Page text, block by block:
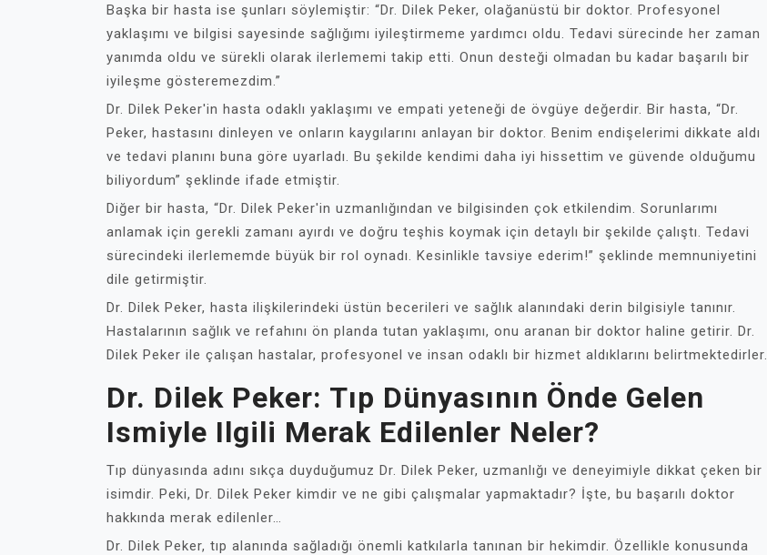
Başka bir hasta ise şunları söylemiştir: “Dr. Dilek Peker, olağanüstü bir doktor. Profesyonel
yaklaşımı ve bilgisi sayesinde sağlığımı iyileştirmeme yardımcı oldu. Tedavi sürecinde her zaman
yanımda oldu ve sürekli olarak ilerlememi takip etti. Onun desteği olmadan bu kadar başarılı bir
iyileşme gösteremezdim.”
Dr. Dilek Peker'in hasta odaklı yaklaşımı ve empati yeteneği de övgüye değerdir. Bir hasta, “Dr.
Peker, hastasını dinleyen ve onların kaygılarını anlayan bir doktor. Benim endişelerimi dikkate aldı
ve tedavi planını buna göre uyarladı. Bu şekilde kendimi daha iyi hissettim ve güvende olduğumu
biliyordum” şeklinde ifade etmiştir.
Diğer bir hasta, “Dr. Dilek Peker'in uzmanlığından ve bilgisinden çok etkilendim. Sorunlarımı
anlamak için gerekli zamanı ayırdı ve doğru teşhis koymak için detaylı bir şekilde çalıştı. Tedavi
sürecindeki ilerlememde büyük bir rol oynadı. Kesinlikle tavsiye ederim!” şeklinde memnuniyetini
dile getirmiştir.
Dr. Dilek Peker, hasta ilişkilerindeki üstün becerileri ve sağlık alanındaki derin bilgisiyle tanınır.
Hastalarının sağlık ve refahını ön planda tutan yaklaşımı, onu aranan bir doktor haline getirir. Dr.
Dilek Peker ile çalışan hastalar, profesyonel ve insan odaklı bir hizmet aldıklarını belirtmektedirler.
Dr. Dilek Peker: Tıp Dünyasının Önde Gelen
Ismiyle Ilgili Merak Edilenler Neler?
Tıp dünyasında adını sıkça duyduğumuz Dr. Dilek Peker, uzmanlığı ve deneyimiyle dikkat çeken bir
isimdir. Peki, Dr. Dilek Peker kimdir ve ne gibi çalışmalar yapmaktadır? İşte, bu başarılı doktor
hakkında merak edilenler…
Dr. Dilek Peker, tıp alanında sağladığı önemli katkılarla tanınan bir hekimdir. Özellikle konusunda